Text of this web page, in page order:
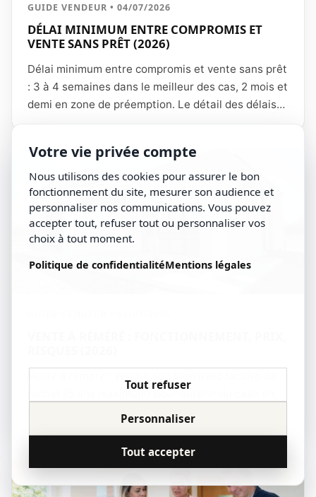
GUIDE VENDEUR • 04/07/2026
DÉLAI MINIMUM ENTRE COMPROMIS ET
VENTE SANS PRÊT (2026)
Délai minimum entre compromis et vente sans prêt
: 3 à 4 semaines dans le meilleur des cas, 2 mois et
demi en zone de préemption. Le détail des délais
rachat (5 ans maximum) pour obtenir du cash en
restant dans les lieux. Décote de 20 à 50 %,
alternatives et pièges — le guide complet 2026.
Votre vie privée compte
Nous utilisons des cookies pour assurer le bon
fonctionnement du site, mesurer son audience et
personnaliser nos communications. Vous pouvez
accepter tout, refuser tout ou personnaliser vos
choix à tout moment.
Politique de confidentialitéMentions légales
Tout refuser
Personnaliser
Tout accepter